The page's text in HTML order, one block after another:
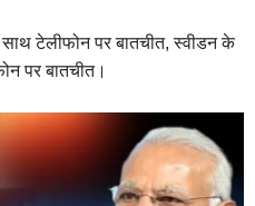
टेलीफोन पर बातचीत, स्वीडन के
पर बातचीत।